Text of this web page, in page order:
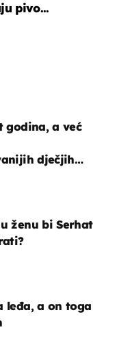
pivo...
godina, a već
dječjih
ženu bi Serhat
leđa, a on toga